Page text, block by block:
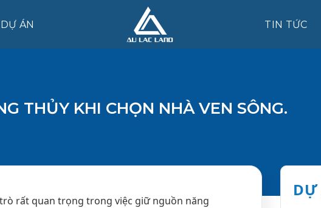
DỰ ÁN TIN TỨC
THỦY KHI CHỌN NHÀ VEN SÔNG.
rất quan trọng trong việc giữ nguồn năng